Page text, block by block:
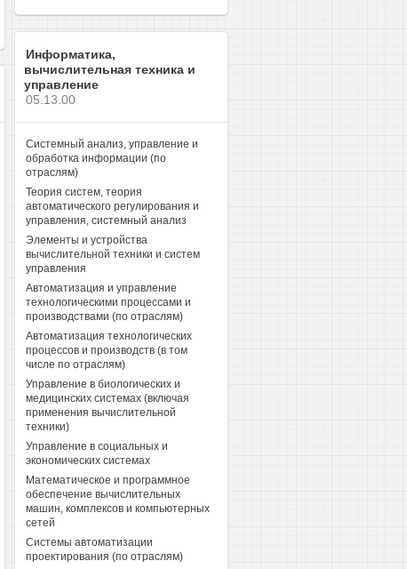
Информатика,
вычислительная техника и
управление
05.13.00
Системный анализ, управление и
обработка информации (по
отраслям)
Теория систем, теория
автоматического регулирования и
управления, системный анализ
Элементы и устройства
вычислительной техники и систем
управления
Автоматизация и управление
технологическими процессами и
производствами (по отраслям)
Автоматизация технологических
процессов и производств (в том
числе по отраслям)
Управление в биологических и
медицинских системах (включая
применения вычислительной
техники)
Управление в социальных и
экономических системах
Математическое и программное
обеспечение вычислительных
машин, комплексов и компьютерных
сетей
Системы автоматизации
проектирования (по отраслям)